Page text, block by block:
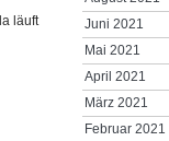
läuft
Juni 2021
Mai 2021
April 2021
März 2021
Februar 2021